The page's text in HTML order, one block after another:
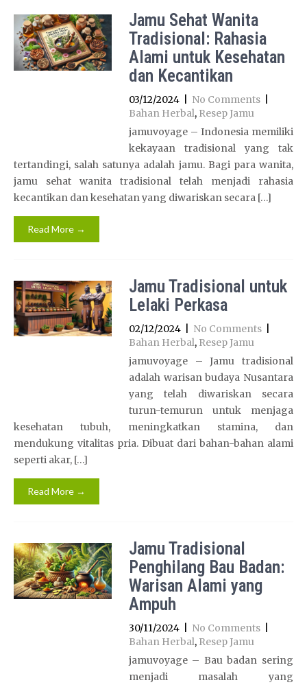
Jamu Sehat Wanita
Tradisional: Rahasia
Alami untuk Kesehatan
dan Kecantikan
03/12/2024 No Comments
Bahan Herbal, Resep Jamu
jamuvoyage – Indonesia memiliki
kekayaan tradisional yang tak
tertandingi, salah satunya adalah jamu. Bagi para wanita,
jamu sehat wanita tradisional telah menjadi rahasia
kecantikan dan kesehatan yang diwariskan secara […]
Read More →
Jamu Tradisional untuk
Lelaki Perkasa
02/12/2024 No Comments
Bahan Herbal, Resep Jamu
jamuvoyage – Jamu tradisional
adalah warisan budaya Nusantara
yang telah diwariskan secara
turun-temurun untuk menjaga
kesehatan tubuh, meningkatkan stamina, dan
mendukung vitalitas pria. Dibuat dari bahan-bahan alami
seperti akar, […]
Read More →
Jamu Tradisional
Penghilang Bau Badan:
Warisan Alami yang
Ampuh
30/11/2024 No Comments
Bahan Herbal, Resep Jamu
jamuvoyage – Bau badan sering
menjadi masalah yang